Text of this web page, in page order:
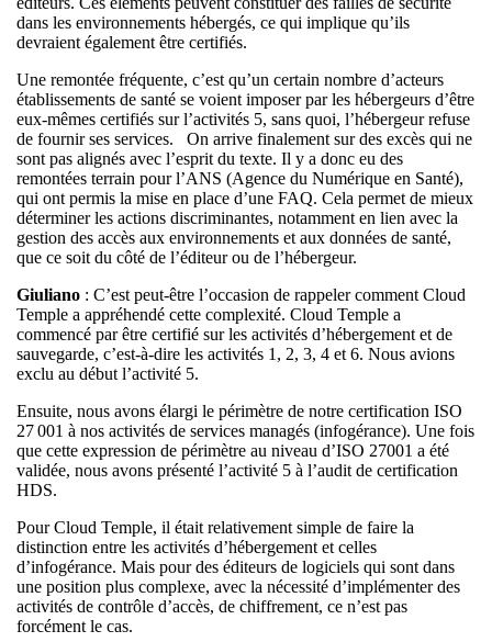
dans les environnements hébergés, ce qui implique qu’ils
devraient également être certifiés.
Une remontée fréquente, c’est qu’un certain nombre d’acteurs
établissements de santé se voient imposer par les hébergeurs d’être
eux-mêmes certifiés sur l’activités 5, sans quoi, l’hébergeur refuse
de fournir ses services. On arrive finalement sur des excès qui ne
sont pas alignés avec l’esprit du texte. Il y a donc eu des
remontées terrain pour l’ANS (Agence du Numérique en Santé),
qui ont permis la mise en place d’une FAQ. Cela permet de mieux
déterminer les actions discriminantes, notamment en lien avec la
gestion des accès aux environnements et aux données de santé,
que ce soit du côté de l’éditeur ou de l’hébergeur.
Giuliano : C’est peut-être l’occasion de rappeler comment Cloud
Temple a appréhendé cette complexité. Cloud Temple a
commencé par être certifié sur les activités d’hébergement et de
sauvegarde, c’est-à-dire les activités 1, 2, 3, 4 et 6. Nous avions
exclu au début l’activité 5.
Ensuite, nous avons élargi le périmètre de notre certification ISO
27 001 à nos activités de services managés (infogérance). Une fois
que cette expression de périmètre au niveau d’ISO 27001 a été
validée, nous avons présenté l’activité 5 à l’audit de certification
HDS.
Pour Cloud Temple, il était relativement simple de faire la
distinction entre les activités d’hébergement et celles
d’infogérance. Mais pour des éditeurs de logiciels qui sont dans
une position plus complexe, avec la nécessité d’implémenter des
activités de contrôle d’accès, de chiffrement, ce n’est pas
forcément le cas.